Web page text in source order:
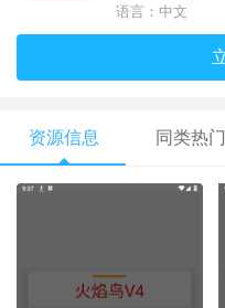
语言：中文
资源信息 同类热门